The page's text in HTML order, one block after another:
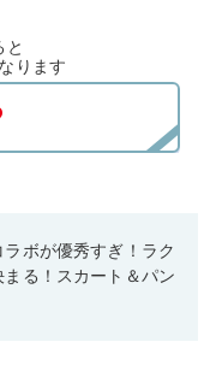
と
ります
ボが優秀すぎ！ラク
る！スカート＆パン